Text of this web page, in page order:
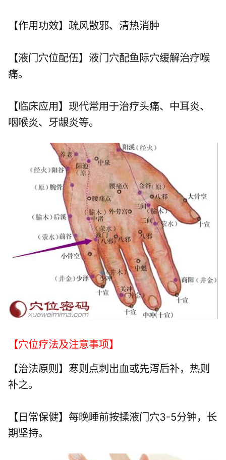
【作用功效】疏风散邪、清热消肿
【液门穴位配伍】液门穴配鱼际穴缓解治疗喉
痛。
【临床应用】现代常用于治疗头痛、中耳炎、
咽喉炎、牙龈炎等。
【穴位疗法及注意事项】
【治法原则】寒则点刺出血或先泻后补，热则
补之。
【日常保健】每晚睡前按揉液门穴3-5分钟，长
期坚持。